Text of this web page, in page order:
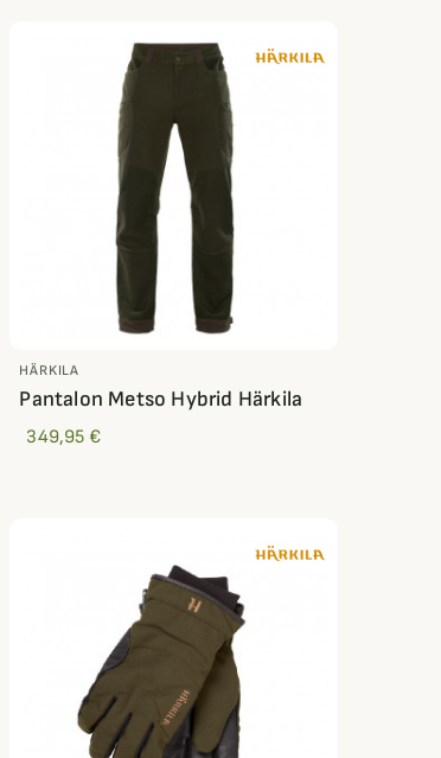
HÄRKILA
Pantalon Metso Hybrid Härkila
349,95 €